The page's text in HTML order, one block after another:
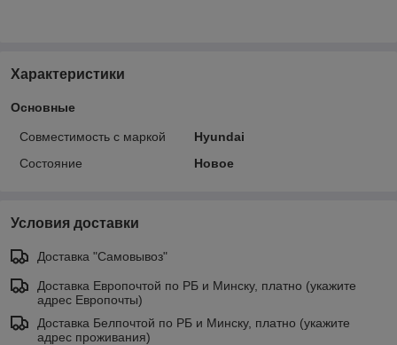
Характеристики
Основные
Совместимость с маркой
Hyundai
Состояние
Новое
Условия доставки
Доставка "Самовывоз"
Доставка Европочтой по РБ и Минску, платно (укажите
адрес Европочты)
Доставка Белпочтой по РБ и Минску, платно (укажите
адрес проживания)